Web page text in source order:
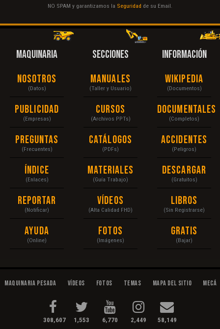
NO SPAM y garantizamos la Seguridad de su Email.
MAQUINARIA
Nosotros
(Datos)
Publicidad
(Empresas)
Preguntas
(Frecuentes)
Índice
(Enlaces)
Reportar
(Notificar)
Ayuda
(Online)
SECCIONES
Manuales
(Taller y Usuario)
Cursos
(Archivos PPTs)
Catálogos
(PDFs)
Materiales
(Guía Trabajo)
Vídeos
(Alta Calidad FHD)
Fotos
(Imágenes)
INFORMACIÓN
Wikipedia
(Documentos)
Documentales
(Completos)
Accidentes
(Peligros)
Descargar
(Gratuitos)
Libros
(Sin Registrarse)
Gratis
(Bajar)
Maquinaria Pesada Vídeos Fotos Temas Mapa del Sitio
308,607 1,553 6,770 2,449 58,149